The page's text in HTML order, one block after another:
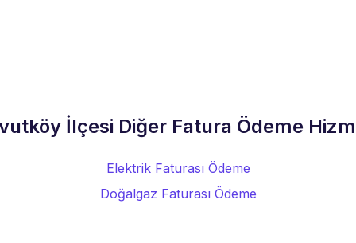
İlçesi Diğer Fatura Ödeme
Elektrik Faturası Ödeme
Doğalgaz Faturası Ödeme